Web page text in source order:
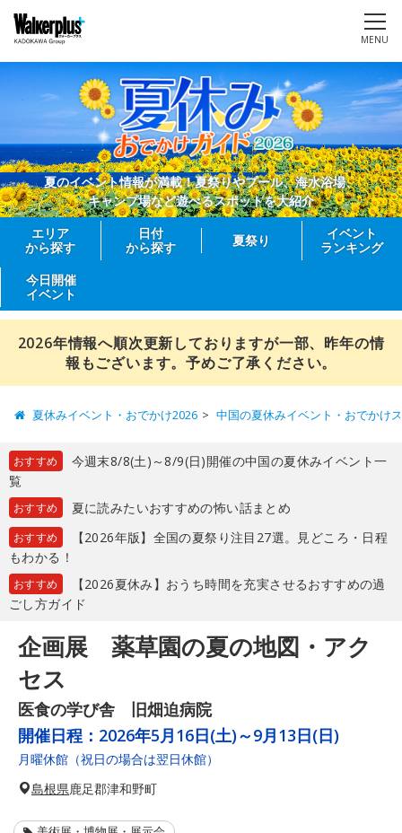
MENU
夏のイベント情報が満載！夏祭りやプール、海水浴場、
キャンプ場など遊べるスポットを大紹介
エリア
から探す
日付
から探す
夏祭り
イベント
ランキング
今日開催
イベント
2026年情報へ順次更新しておりますが一部、昨年の情
報もございます。予めご了承ください。
夏休みイベント・おでかけ2026 中国の夏休みイベント・おでかけ
おすすめ
今週末8/8(土)～8/9(日)開催の中国の夏休みイベント一
覧
おすすめ 夏に読みたいおすすめの怖い話まとめ
おすすめ
【2026年版】全国の夏祭り注目27選。見どころ・日程
もわかる！
おすすめ
【2026夏休み】おうち時間を充実させるおすすめの過
ごし方ガイド
企画展 薬草園の夏の地図・アク
セス
医食の学び舎 旧畑迫病院
開催日程： 2026年5月16日(土)～9月13日(日)
月曜休館（祝日の場合は翌日休館）
島根県鹿足郡津和野町